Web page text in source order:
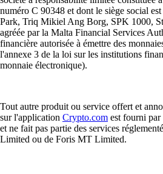
numéro C 90348 et dont le siège social
Park, Triq Mikiel Ang Borg, SPK 1000,
agréée par la Malta Financial Services
financière autorisée à émettre des
l'annexe 3 de la loi sur les institutions
monnaie électronique).
Tout autre produit ou service offert et
sur l'application Crypto.com est fourni par
et ne fait pas partie des services
Limited ou de Foris MT Limited.